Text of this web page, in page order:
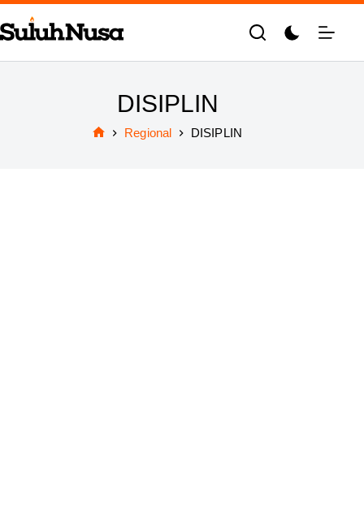
Skip
to
content
DISIPLIN
Regional DISIPLIN